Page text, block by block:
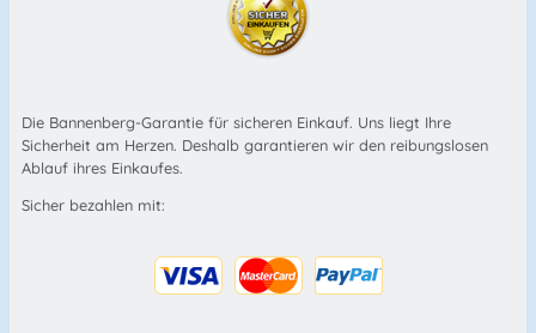
Die Bannenberg-Garantie für sicheren Einkauf. Uns liegt Ihre
Sicherheit am Herzen. Deshalb garantieren wir den reibungslosen
Ablauf ihres Einkaufes.
Sicher bezahlen mit: